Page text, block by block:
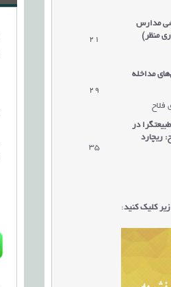
مدارس
منظر)
21
مداخله
29
فلاح
در
ریچارد
35
کلیک کنید: